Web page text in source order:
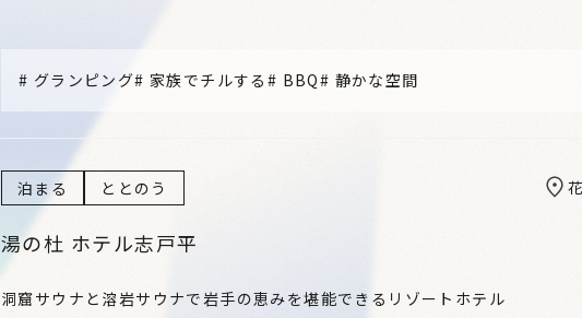
# グランピング# 家族でチルする # BBQ# 静かな空間
泊まる ととのう
湯の杜 ホテル志戸平
洞窟サウナと溶岩サウナで岩手の恵みを堪能できるリゾートホテル